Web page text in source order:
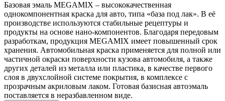
Базовая эмаль MEGAMIX – высококачественная
однокомпонентная краска для авто, типа «база под лак». В её
производстве используются стабильные рецептуры и
продукты на основе нано-компонентов. Благодаря передовым
разработкам, продукция MEGAMIX имеет повышенный срок
хранения. Автомобильная краска применяется для полной или
частичной окраски поверхности кузова автомобиля, а также
других деталей из металла или пластика, в качестве первого
слоя в двухслойной системе покрытия, в комплексе с
прозрачным акриловым лаком. Готовая базисная автоэмаль
поставляется в неразбавленном виде.